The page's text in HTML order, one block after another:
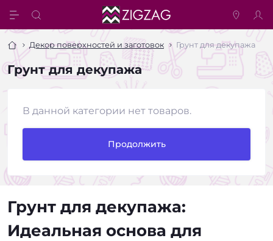
Декор поверхностей и заготовок Грунт для декупажа
Грунт для декупажа
В данной категории нет товаров.
Продолжить
Грунт для декупажа:
Идеальная основа для